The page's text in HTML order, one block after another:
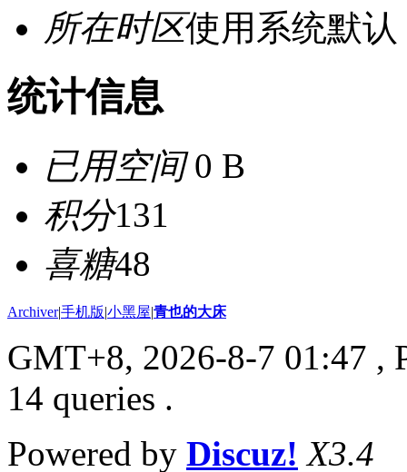
所在时区使用系统默认
统计信息
已用空间0 B
积分131
喜糖48
Archiver|手机版|小黑屋|青也的大床
GMT+8, 2026-8-7 01:47 ,
14 queries .
Powered by Discuz! X3.4